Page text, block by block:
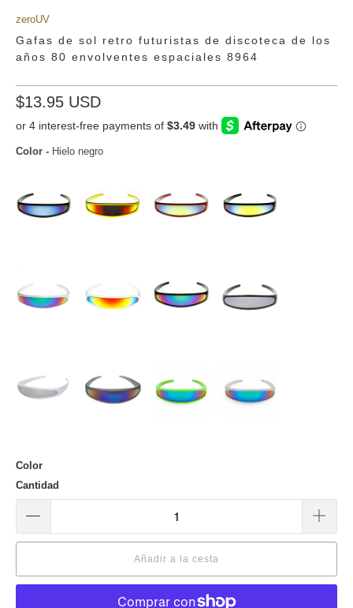
zeroUV
Gafas de sol retro futuristas de discoteca de los
años 80 envolventes espaciales 8964
$13.95 USD
Color - Hielo negro
Color
Cantidad
Añadir a la cesta